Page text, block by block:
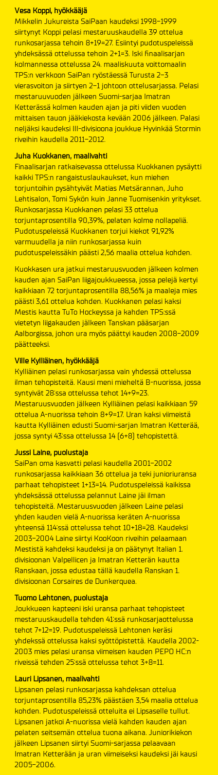
Vesa Koppi, hyökkääjä
Mikkelin Jukureista SaiPaan kaudeksi 1998-1999
siirtynyt Koppi pelasi mestaruuskaudella 39 ottelua
runkosarjassa tehoin 8+19=27. Esiintyi pudotuspeleissä
yhdeksässä ottelussa tehoin 2+1=3. Iski finaalisarjan
kolmannessa ottelussa 24. maaliskuuta voittomaalin
TPS:n verkkoon SaiPan ryöstäessä Turusta 2-3
vierasvoiton ja siirtyen 2-1 johtoon ottelusarjassa. Pelasi
mestaruuvuoden jälkeen Suomi-sarjaa Imatran
Ketterässä kolmen kauden ajan ja piti viiden vuoden
mittaisen tauon jääkiekosta kevään 2006 jälkeen. Palasi
neljäksi kaudeksi III-divisioona joukkue Hyvinkää Stormin
riveihin kaudella 2011-2012.
Juha Kuokkanen, maalivahti
Finaalisarjan ratkaisevassa ottelussa Kuokkanen pysäytti
kaikki TPS:n rangaistuslaukaukset, kun miehen
torjuntoihin pysähtyivät Matias Metsärannan, Juho
Lehtisalon, Tomi Sykön kuin Janne Tuomisenkin yritykset.
Runkosarjassa Kuokkanen pelasi 33 ottelua
torjuntaprosentilla 90,39%, pelaten kolme nollapeliä.
Pudotuspeleissä Kuokkanen torjui kiekot 91,92%
varmuudella ja niin runkosarjassa kuin
pudotuspeleissäkin päästi 2,56 maalia ottelua kohden.
Kuokkasen ura jatkui mestaruusvuoden jälkeen kolmen
kauden ajan SaiPan liigajoukkueessa, jossa pelejä kertyi
kaikkiaan 72 torjuntaprosentilla 88,56% ja maaleja mies
päästi 3,61 ottelua kohden. Kuokkanen pelasi kaksi
Mestis kautta TuTo Hockeyssa ja kahden TPS:ssä
vietetyn liigakauden jälkeen Tanskan pääsarjan
Aalborgissa, johon ura myös päättyi kauden 2008-2009
päätteeksi.
Ville Kylliäinen, hyökkääjä
Kylliäinen pelasi runkosarjassa vain yhdessä ottelussa
ilman tehopisteitä. Kausi meni mieheltä B-nuorissa, jossa
syntyivät 28:ssa ottelussa tehot 14+9=23.
Mestaruusvuoden jälkeen Kylliäinen pelasi kaikkiaan 59
ottelua A-nuorissa tehoin 8+9=17. Uran kaksi viimeistä
kautta Kylliäinen edusti Suomi-sarjan Imatran Ketterää,
jossa syntyi 43:ssa ottelussa 14 (6+8) tehopistettä.
Jussi Laine, puolustaja
SaiPan oma kasvatti pelasi kaudella 2001-2002
runkosarjassa kaikkiaan 36 ottelua ja teki junioriuransa
parhaat tehopisteet 1+13=14. Pudotuspeleissä kaikissa
yhdeksässä ottelussa pelannut Laine jäi ilman
tehopisteitä. Mestaruusvuoden jälkeen Laine pelasi
yhden kauden vielä A-nuorissa keräten A-nuorissa
yhteensä 114:ssä ottelussa tehot 10+18=28. Kaudeksi
2003-2004 Laine siirtyi KooKoon riveihin pelaamaan
Mestistä kahdeksi kaudeksi ja on päätynyt Italian 1.
divisioonan Valpellicen ja Imatran Ketterän kautta
Ranskaan, jossa edustaa tällä kaudella Ranskan 1.
divisioonan Corsaires de Dunkerquea.
Tuomo Lehtonen, puolustaja
Joukkueen kapteeni iski uransa parhaat tehopisteet
mestaruuskaudella tehden 41:ssä runkosarjaottelussa
tehot 7+12=19. Pudotuspeleissä Lehtonen keräsi
yhdekssä ottelussa kaksi syöttöpistettä. Kaudella 2002-
2003 mies pelasi uransa viimeisen kauden PEPO HC:n
riveissä tehden 25:ssä ottelussa tehot 3+8=11.
Lauri Lipsanen, maalivahti
Lipsanen pelasi runkosarjassa kahdeksan ottelua
torjuntaprosentilla 85,23% päästäen 3,54 maalia ottelua
kohden. Pudotuspeleissä otteluita ei Lipsaselle tullut.
Lipsanen jatkoi A-nuorissa vielä kahden kauden ajan
pelaten seitsemän ottelua tuona aikana. Juniorikiekon
jälkeen Lipsanen siirtyi Suomi-sarjassa pelaavaan
Imatran Ketterään ja uran viimeiseksi kaudeksi jäi kausi
2005-2006.